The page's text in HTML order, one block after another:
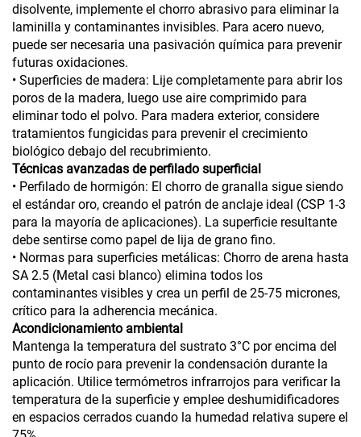
disolvente, implemente el chorro abrasivo para eliminar la
laminilla y contaminantes invisibles. Para acero nuevo,
puede ser necesaria una pasivación química para prevenir
futuras oxidaciones.
• Superficies de madera: Lije completamente para abrir los
poros de la madera, luego use aire comprimido para
eliminar todo el polvo. Para madera exterior, considere
tratamientos fungicidas para prevenir el crecimiento
biológico debajo del recubrimiento.
Técnicas avanzadas de perfilado superficial
• Perfilado de hormigón: El chorro de granalla sigue siendo
el estándar oro, creando el patrón de anclaje ideal (CSP 1-3
para la mayoría de aplicaciones). La superficie resultante
debe sentirse como papel de lija de grano fino.
• Normas para superficies metálicas: Chorro de arena hasta
SA 2.5 (Metal casi blanco) elimina todos los
contaminantes visibles y crea un perfil de 25-75 micrones,
crítico para la adherencia mecánica.
Acondicionamiento ambiental
Mantenga la temperatura del sustrato 3°C por encima del
punto de rocío para prevenir la condensación durante la
aplicación. Utilice termómetros infrarrojos para verificar la
temperatura de la superficie y emplee deshumidificadores
en espacios cerrados cuando la humedad relativa supere el